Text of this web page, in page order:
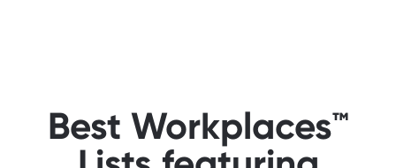
Best Workplaces™